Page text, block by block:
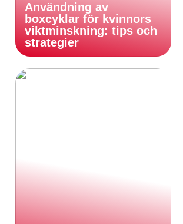
Användning av
boxcyklar för kvinnors
viktminskning: tips och
strategier